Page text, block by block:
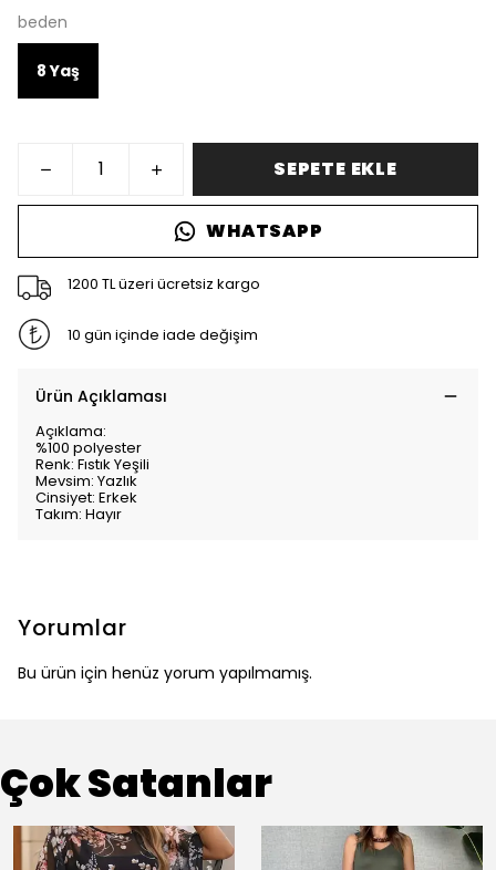
beden
8 Yaş
SEPETE EKLE
WHATSAPP
1200 TL üzeri ücretsiz kargo
10 gün içinde iade değişim
Ürün Açıklaması
Açıklama:
%100 polyester
Renk: Fıstık Yeşili
Mevsim: Yazlık
Cinsiyet: Erkek
Takım: Hayır
Yorumlar
Bu ürün için henüz yorum yapılmamış.
Çok Satanlar